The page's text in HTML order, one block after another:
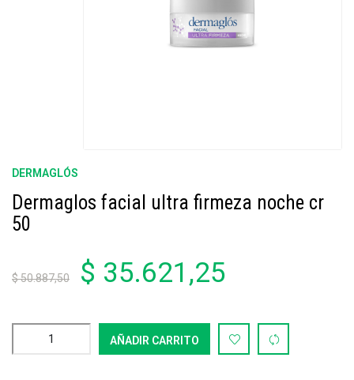
DERMAGLÓS
Dermaglos facial ultra firmeza noche cr
50
$ 50.887,50 $ 35.621,25
AÑADIR CARRITO